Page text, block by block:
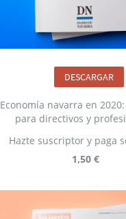
Economía navarra en
para directivos y
1,50 €
Hazte suscriptor y paga
DESCARGAR